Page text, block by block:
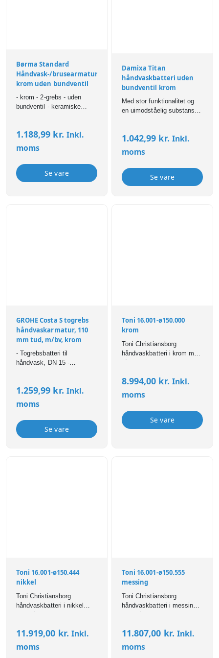
Børma Standard
Håndvask-/brusearmatur
krom uden bundventil
- krom - 2-grebs - uden
bundventil - keramiske
tudfremspring - tilgange:
G1/2" nippel til bruserslange
- automatisk omskifter
1.188,99 kr. Inkl.
moms
Se vare
Damixa Titan
håndvaskbatteri uden
bundventil krom
Med stor funktionalitet og
en uimodståelig substans,
ønsker et enkelt armaturer,
grebsarmatur med svingtud,
Eco-klik vandsparefunktion
og keramisk regulering.
Forbrug: max. 13 liter/min.
1.042,99 kr. Inkl.
moms
Se vare
GROHE Costa S togrebs
håndvaskarmatur, 110
mm tud, m/bv, krom
- Togrebsbatteri til
håndvask, DN 15 -
mousser - løftestang med
tilslutningsslanger 3/8" -
GROHE StarLight®
1.259,99 kr. Inkl.
moms
Se vare
Toni 16.001-ø150.000
krom
Toni Christiansborg
håndvaskbatteri i krom med
8.994,00 kr. Inkl.
moms
Se vare
Toni 16.001-ø150.444
nikkel
Toni Christiansborg
håndvaskbatteri i nikkel
11.919,00 kr. Inkl.
moms
Toni 16.001-ø150.555
messing
Toni Christiansborg
håndvaskbatteri i messing
11.807,00 kr. Inkl.
moms